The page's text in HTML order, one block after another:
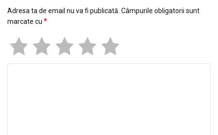
Adresa ta de email nu va fi publicată. Câmpurile obligatorii sunt
marcate cu *